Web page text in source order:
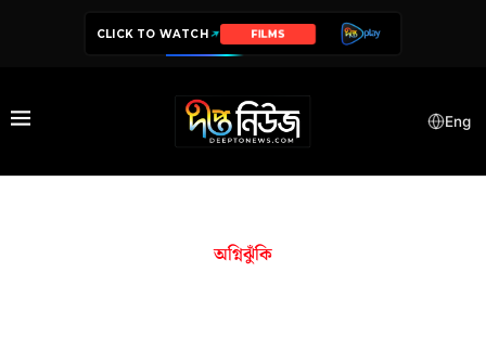
CLICK TO WATCH FILMS
Eng
অগ্নিঝুঁকি